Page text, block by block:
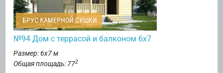
БРУС КАМЕРНОЙ СУШКИ
№94 Дом с террасой и балконом 6х7
Размер: 6х7 м
Общая площадь: 772